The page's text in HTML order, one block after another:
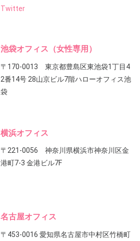
Twitter
池袋オフィス（女性専用）
〒170-0013 東京都豊島区東池袋1丁目4
2番14号 28山京ビル7階ハローオフィス池
袋
横浜オフィス
〒221-0056 神奈川県横浜市神奈川区金
港町7-3 金港ビル7F
名古屋オフィス
〒453-0016 愛知県名古屋市中村区竹橋町